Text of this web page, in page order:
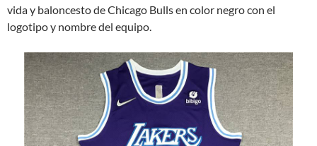
vida y baloncesto de Chicago Bulls en color negro con el
logotipo y nombre del equipo.